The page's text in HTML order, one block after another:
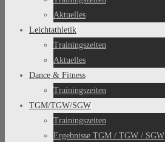
Aktuelles
Leichtathletik
Trainingszeiten
Aktuelles
Dance & Fitness
Trainingszeiten
TGM/TGW/SGW
Trainingszeiten
Ergebnisse TGM / TGW / SGW